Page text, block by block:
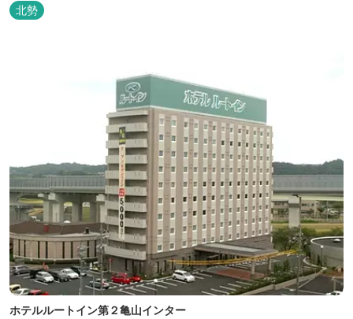
北勢
ホテルルートイン第２亀山インター